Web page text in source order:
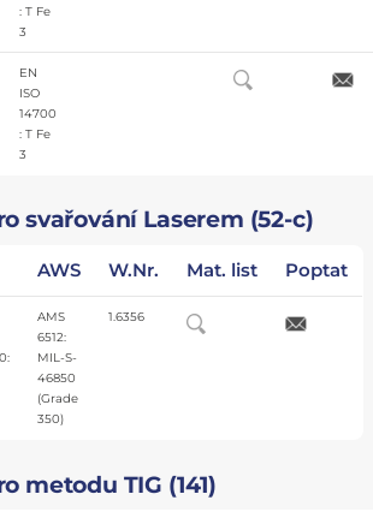
: T Fe
3
EN
ISO
14700
: T Fe
3
svařování Laserem (52-c)
AWS W.Nr. Mat. list Poptat
AMS
6512:
MIL-S-
46850
(Grade
350)
1.6356
metodu TIG (141)